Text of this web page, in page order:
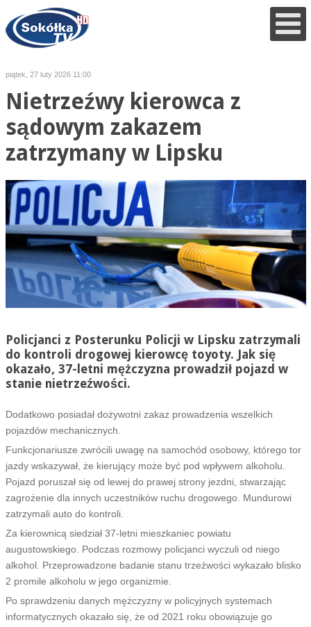
piątek, 27 luty 2026 11:00
Nietrzeźwy kierowca z
sądowym zakazem
zatrzymany w Lipsku
Policjanci z Posterunku Policji w Lipsku zatrzymali
do kontroli drogowej kierowcę toyoty. Jak się
okazało, 37-letni mężczyzna prowadził pojazd w
stanie nietrzeźwości.
Dodatkowo posiadał dożywotni zakaz prowadzenia wszelkich
pojazdów mechanicznych.
Funkcjonariusze zwrócili uwagę na samochód osobowy, którego tor
jazdy wskazywał, że kierujący może być pod wpływem alkoholu.
Pojazd poruszał się od lewej do prawej strony jezdni, stwarzając
zagrożenie dla innych uczestników ruchu drogowego. Mundurowi
zatrzymali auto do kontroli.
Za kierownicą siedział 37-letni mieszkaniec powiatu
augustowskiego. Podczas rozmowy policjanci wyczuli od niego
alkohol. Przeprowadzone badanie stanu trzeźwości wykazało blisko
2 promile alkoholu w jego organizmie.
Po sprawdzeniu danych mężczyzny w policyjnych systemach
informatycznych okazało się, że od 2021 roku obowiązuje go